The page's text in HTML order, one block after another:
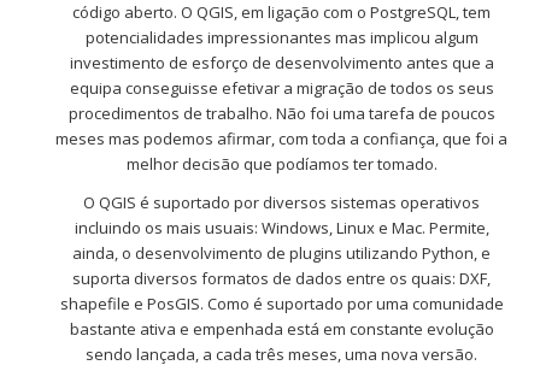
código aberto. O QGIS, em ligação com o PostgreSQL, tem
potencialidades impressionantes mas implicou algum
investimento de esforço de desenvolvimento antes que a
equipa conseguisse efetivar a migração de todos os seus
procedimentos de trabalho. Não foi uma tarefa de poucos
meses mas podemos afirmar, com toda a confiança, que foi a
melhor decisão que podíamos ter tomado.
O QGIS é suportado por diversos sistemas operativos
incluindo os mais usuais: Windows, Linux e Mac. Permite,
ainda, o desenvolvimento de plugins utilizando Python, e
suporta diversos formatos de dados entre os quais: DXF,
shapefile e PosGIS. Como é suportado por uma comunidade
bastante ativa e empenhada está em constante evolução
sendo lançada, a cada três meses, uma nova versão.